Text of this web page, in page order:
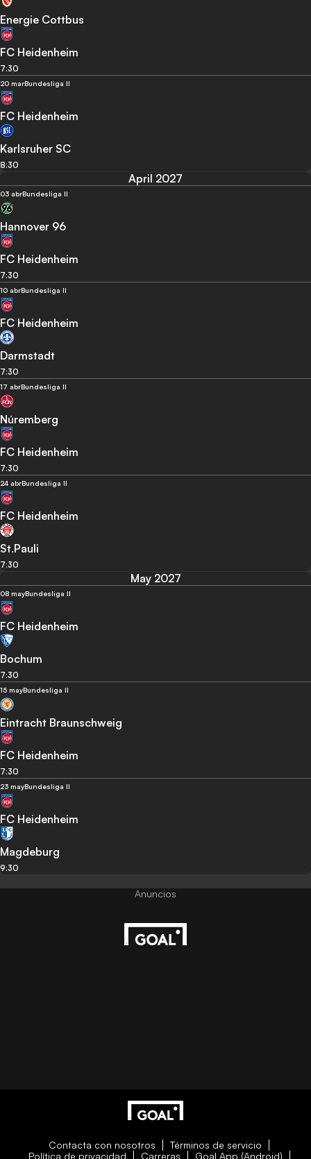
Energie Cottbus
FC Heidenheim
7:30
20 marBundesliga II
FC Heidenheim
Karlsruher SC
8:30
April 2027
03 abrBundesliga II
Hannover 96
FC Heidenheim
7:30
10 abrBundesliga II
FC Heidenheim
Darmstadt
7:30
17 abrBundesliga II
Núremberg
FC Heidenheim
7:30
24 abrBundesliga II
FC Heidenheim
St.Pauli
7:30
May 2027
08 mayBundesliga II
FC Heidenheim
Bochum
7:30
15 mayBundesliga II
Eintracht Braunschweig
FC Heidenheim
7:30
23 mayBundesliga II
FC Heidenheim
Magdeburg
9:30
Contacta con nosotros
Términos de servicio
Política de privacidad
Carreras Goal App (Android)